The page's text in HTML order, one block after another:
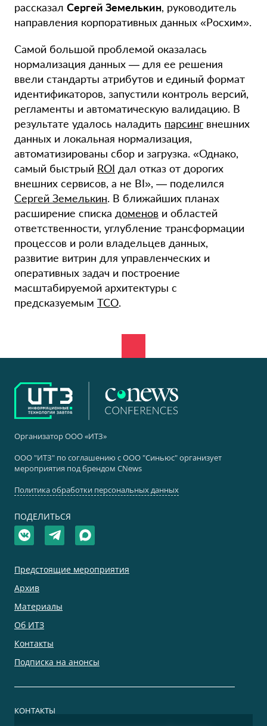
рассказал Сергей Земелькин, руководитель
направления корпоративных данных «Росхим».
Самой большой проблемой оказалась
нормализация данных — для ее решения
ввели стандарты атрибутов и единый формат
идентификаторов, запустили контроль версий,
регламенты и автоматическую валидацию. В
результате удалось наладить парсингвнешних
данных и локальная нормализация,
автоматизированы сбор и загрузка. «Однако,
самый быстрый ROI дал отказ от дорогих
внешних сервисов, а не BI», — поделился
Сергей Земелькин. В ближайших планах
расширение списка доменов и областей
ответственности, углубление трансформации
процессов и роли владельцев данных,
развитие витрин для управленческих и
оперативных задач и построение
масштабируемой архитектуры с
предсказуемым TCO.
Организатор ООО «ИТЗ»
ООО "ИТЗ" по соглашению с ООО "Синьюс" организует
мероприятия под брендом CNews
Политика обработки персональных данных
ПОДЕЛИТЬСЯ
Предстоящие мероприятия
Архив
Материалы
Об ИТЗ
Контакты
Подписка на анонсы
КОНТАКТЫ